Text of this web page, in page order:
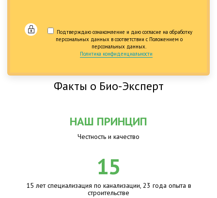
Подтверждаю ознакомление и даю согласие на обработку
персональных данных в соответствии с Положением о
персональных данных.
Политика конфиденциальности
Факты о Био-Эксперт
НАШ ПРИНЦИП
Честность и качество
15
15 лет специализация по канализации, 23 года опыта в
строительстве